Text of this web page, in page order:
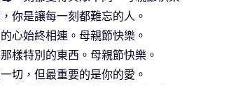
你是讓每一刻都難忘的人。
心始終相連。母親節快樂。
樣特別的東西。母親節快樂。
切，但最重要的是你的愛。